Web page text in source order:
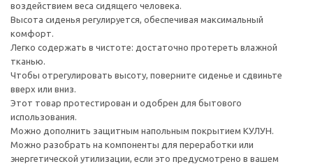
воздействием веса сидящего человека.
Высота сиденья регулируется, обеспечивая максимальный
комфорт.
Легко содержать в чистоте: достаточно протереть влажной
тканью.
Чтобы отрегулировать высоту, поверните сиденье и сдвиньте
вверх или вниз.
Этот товар протестирован и одобрен для бытового
использования.
Можно дополнить защитным напольным покрытием КУЛУН.
Можно разобрать на компоненты для переработки или
энергетической утилизации, если это предусмотрено в вашем